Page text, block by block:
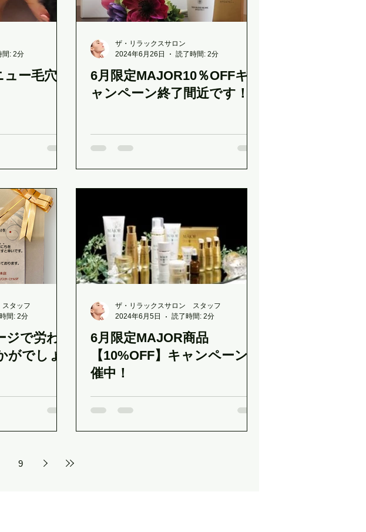
ー毛穴レ
間: 2分
6月限定MAJOR10％OFFキ
ャンペーン終了間近です！
ザ・リラックスサロン
2024年6月26日
読了時間: 2分
ジで労わ
がでしょ
タッフ
間: 2分
6月限定MAJOR商品
【10%OFF】キャンペーン開
催中！
ザ・リラックスサロン スタッフ
2024年6月5日
読了時間: 2分
9